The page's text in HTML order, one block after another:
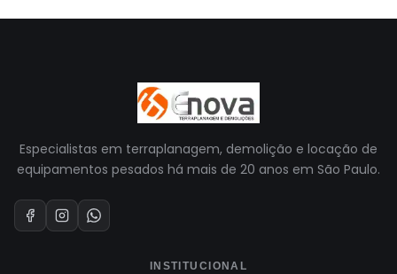
Especialistas em terraplanagem, demolição e locação de
equipamentos pesados há mais de 20 anos em São Paulo.
INSTITUCIONAL